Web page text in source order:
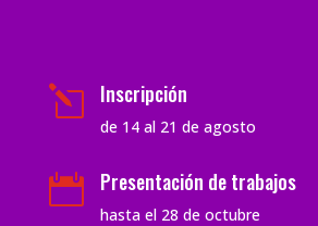
l Inscripción
de 14 al 21 de agosto
 Presentación de trabajos
hasta el 28 de octubre